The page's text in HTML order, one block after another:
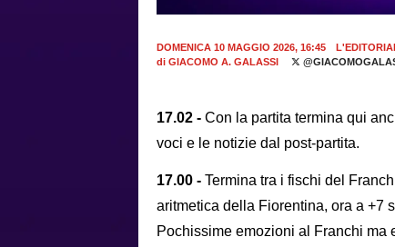
DOMENICA 10 MAGGIO 2026, 16:45
di GIACOMO A. GALASSI
17.02 - Con la partita termina qui
voci e le notizie dal post-partita.
17.00 - Termina tra i fischi del
aritmetica della Fiorentina, ora a +7
Pochissime emozioni al Franchi ma